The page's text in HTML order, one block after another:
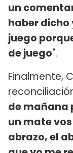
un
haber dicho
juego
de juego".
Finalmente,
de mañana
un mate
abrazo, el